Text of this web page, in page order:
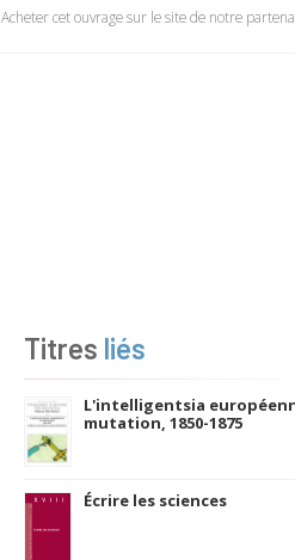
Acheter cet ouvrage sur le site de notre
Titres liés
L'intelligentsia
mutation, 1850-1875
Écrire les sciences